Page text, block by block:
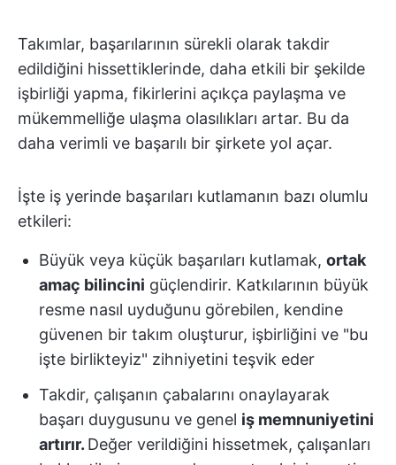
Takımlar, başarılarının sürekli olarak takdir
edildiğini hissettiklerinde, daha etkili bir şekilde
işbirliği yapma, fikirlerini açıkça paylaşma ve
mükemmelliğe ulaşma olasılıkları artar. Bu da
daha verimli ve başarılı bir şirkete yol açar.
İşte iş yerinde başarıları kutlamanın bazı olumlu
etkileri:
Büyük veya küçük başarıları kutlamak, ortak
amaç bilincini güçlendirir. Katkılarının büyük
resme nasıl uyduğunu görebilen, kendine
güvenen bir takım oluşturur, işbirliğini ve "bu
işte birlikteyiz" zihniyetini teşvik eder
Takdir, çalışanın çabalarını onaylayarak
başarı duygusunu ve genel iş memnuniyetini
artırır. Değer verildiğini hissetmek, çalışanları